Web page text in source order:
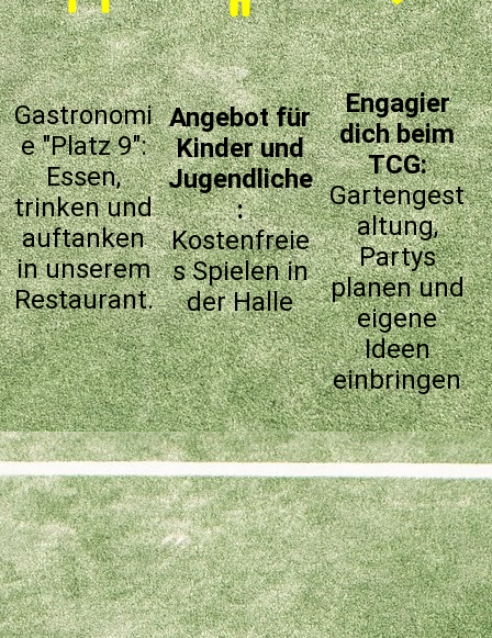
Gastronomi
e "Platz 9":
Essen,
trinken und
auftanken
in unserem
Restaurant.
Angebot für
Kinder und
Jugendliche
:
Kostenfreie
s Spielen in
der Halle
Engagier
dich beim
TCG:
Gartengest
altung,
Partys
planen und
eigene
Ideen
einbringen